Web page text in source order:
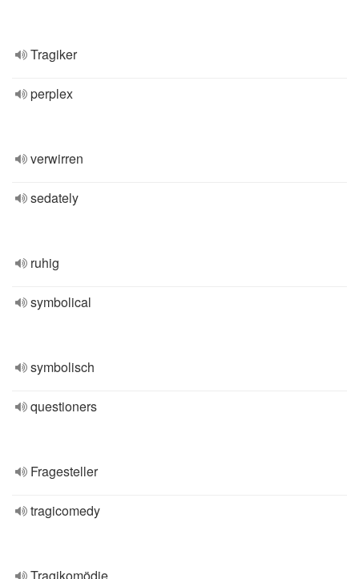
Tragiker
perplex
verwirren
sedately
ruhig
symbolical
symbolisch
questioners
Fragesteller
tragicomedy